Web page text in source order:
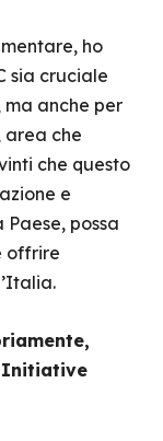
ho
sia cruciale
ma anche per
area che
che questo
e
possa
offrire
Initiative